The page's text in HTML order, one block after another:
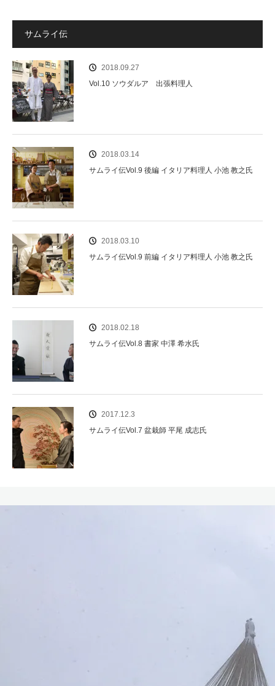
サムライ伝
2018.09.27
Vol.10 ソウダルア 出張料理人
2018.03.14
サムライ伝Vol.9 後編 イタリア料理人 小池 教之氏
2018.03.10
サムライ伝Vol.9 前編 イタリア料理人 小池 教之氏
2018.02.18
サムライ伝Vol.8 書家 中澤 希水氏
2017.12.3
サムライ伝Vol.7 盆栽師 平尾 成志氏